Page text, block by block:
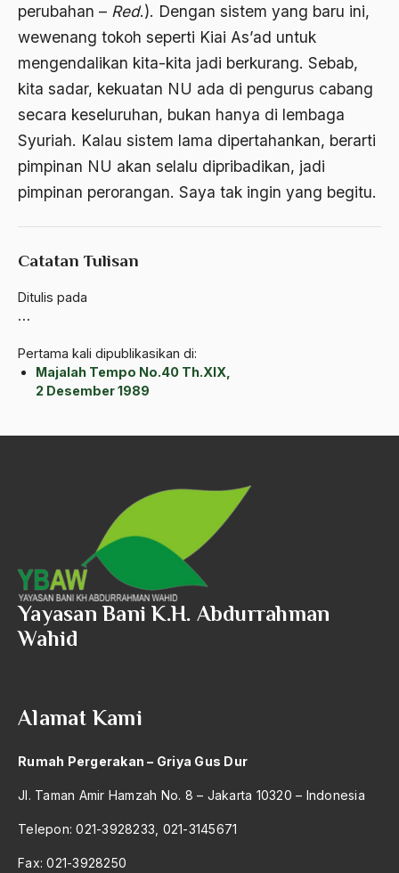
perubahan – Red.). Dengan sistem yang baru ini,
wewenang tokoh seperti Kiai As’ad untuk
mengendalikan kita-kita jadi berkurang. Sebab,
kita sadar, kekuatan NU ada di pengurus cabang
secara keseluruhan, bukan hanya di lembaga
Syuriah. Kalau sistem lama dipertahankan, berarti
pimpinan NU akan selalu dipribadikan, jadi
pimpinan perorangan. Saya tak ingin yang begitu.
Catatan Tulisan
Ditulis pada
…
Pertama kali dipublikasikan di:
Majalah Tempo No.40 Th.XIX,
2 Desember 1989
Alistair Cook
Allah
Alternatif Moral
Alternatif Nilai
Alternatif Politis
Alvin W. Gouldner
Amangkurat
ambisi politik
ambon
amerika serikat
Amien Rais
Amin Iskandar
Amir
Amirn Rais
Yayasan Bani K.H. Abdurrahman
Wahid
Alamat Kami
Rumah Pergerakan – Griya Gus Dur
Jl. Taman Amir Hamzah No. 8 – Jakarta 10320 – Indonesia
Telepon: 021-3928233, 021-3145671
Fax: 021-3928250